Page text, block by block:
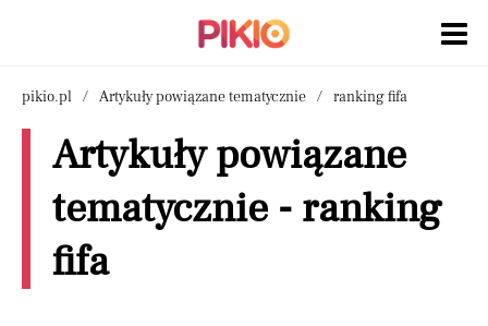
pikio.pl Artykuły powiązane tematycznie ranking fifa
Artykuły powiązane
tematycznie - ranking
fifa